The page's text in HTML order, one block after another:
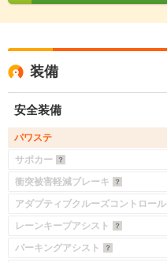
装備
安全装備
パワステ
サポカー
衝突被害軽減ブレーキ
アダプティブクルーズコントロール
レーンキープアシスト
パーキングアシスト